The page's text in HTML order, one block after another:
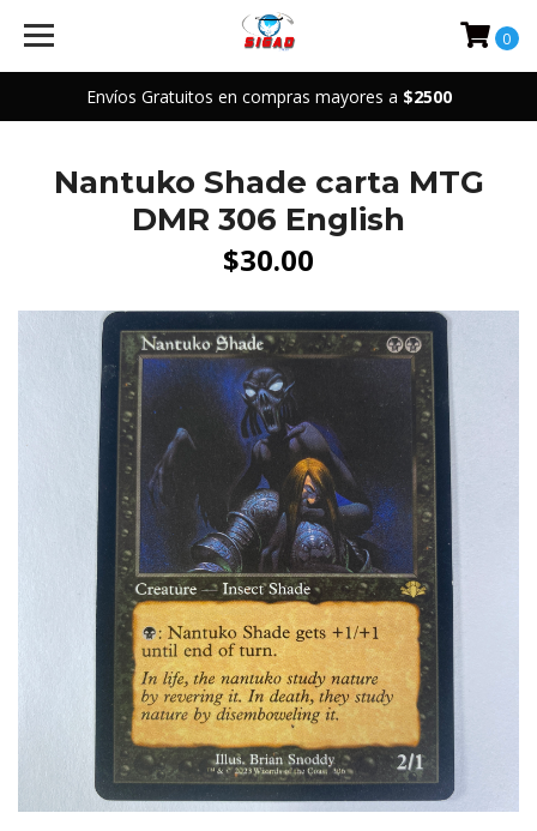
Envíos Gratuitos en compras mayores a $2500
0
Nantuko Shade carta MTG
DMR 306 English
$30.00